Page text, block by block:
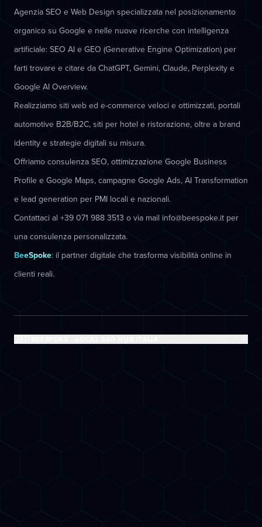
Agenzia SEO e Web Design specializzata nel posizionamento
organico su Google e nelle nuove ricerche con intelligenza
artificiale: SEO AI e GEO (Generative Engine Optimization) per
farti trovare e citare da ChatGPT, Gemini, Claude, Perplexity e
Google AI Overview.
Realizziamo siti web ed e-commerce veloci e ottimizzati, portali
automotive B2B/B2C, siti per hotel e ristorazione, oltre a brand
identity e strategie digitali su misura.
Offriamo consulenza SEO, ottimizzazione Google Business
Profile e Google Maps, campagne Google Ads, AI Transformation
e lead generation per PMI locali e nazionali.
Contattaci al +39 071 988 3513 o via mail info@beespoke.it per
una consulenza personalizzata.
BeeSpoke: il partner digitale che trasforma visibilità online in
clienti reali.
🇮🇹 BEESPOKE - LOCAL SEO HUB ITALIA